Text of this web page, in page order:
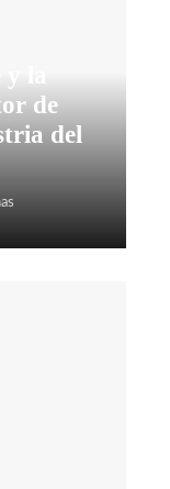
de
del